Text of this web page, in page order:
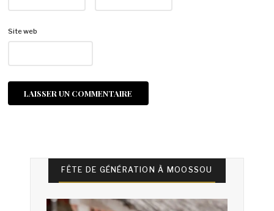
Site web
FÊTE DE GÉNÉRATION À MOOSSOU